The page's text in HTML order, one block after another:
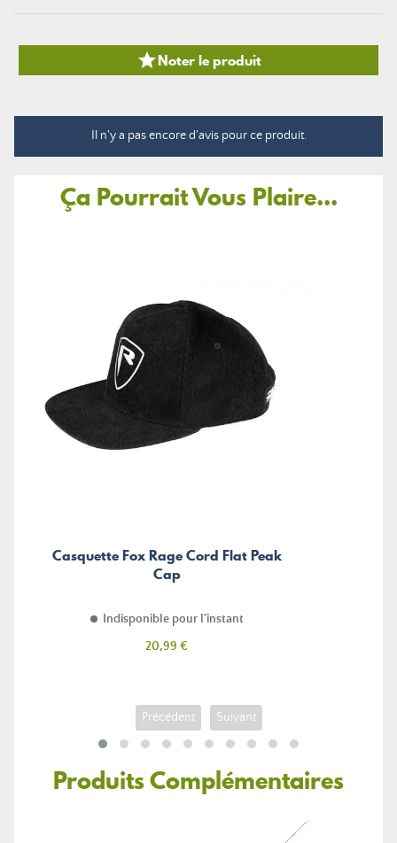
Noter le produit
Il n'y a pas encore d'avis pour ce produit.
Ça Pourrait Vous Plaire...
Casquette Fox Rage Cord Flat Peak
Cap
Indisponible pour l'instant
Prix
20,99 €
Précédent Suivant
Produits Complémentaires